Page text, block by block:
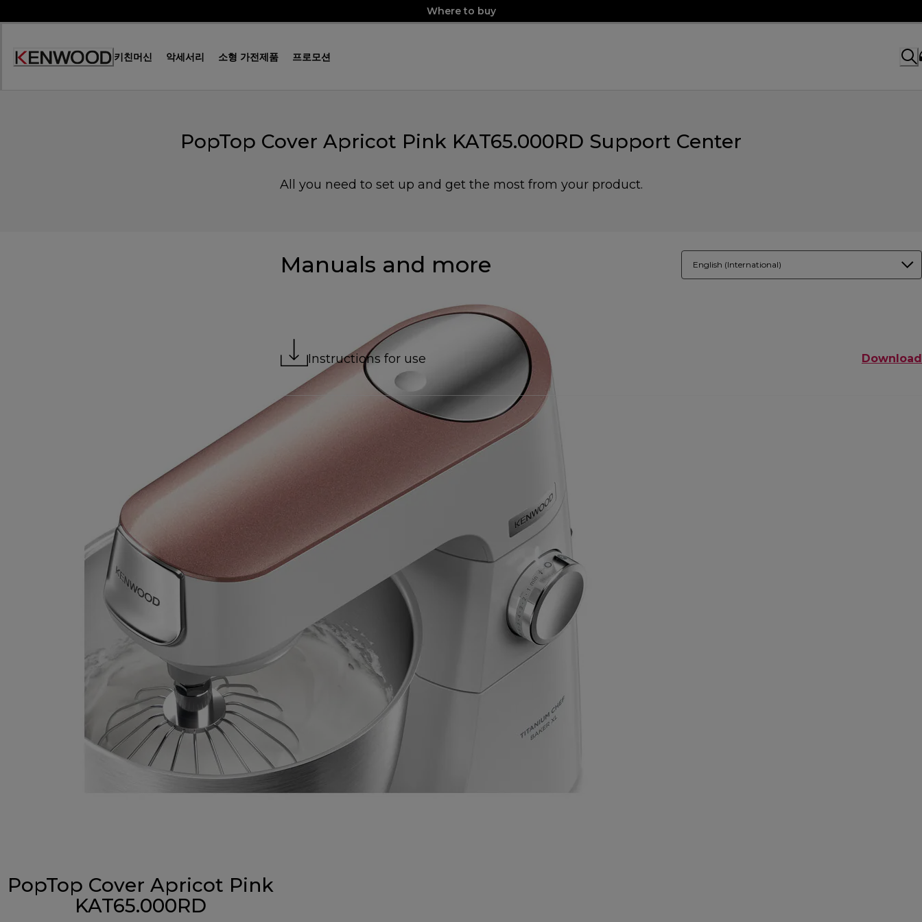
to
Where to buy
Accessibility
키친머신 악세서리 소형 가전제품 프로모션
PopTop Cover Apricot Pink KAT65.000RD Support Center
All you need to set up and get the most from your product.
PopTop Cover Apricot Pink
KAT65.000RD
Manuals and more English (International)
Instructions for use Download